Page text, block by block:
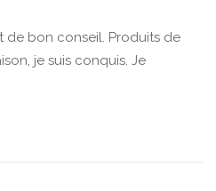
bon conseil. Produits de
je suis conquis. Je